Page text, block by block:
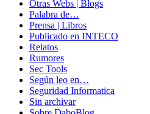
Otras Webs | Blogs
Palabra de…
Prensa | Libros
Publicado en INTECO
Relatos
Rumores
Sec Tools
Según leo en…
Seguridad Informatica
Sin archivar